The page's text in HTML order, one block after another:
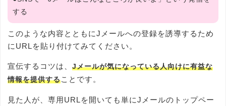
する
このような内容とともにJメールへの登録を誘導するため
にURLを貼り付けてみてください。
宣伝するコツは、 Jメールが気になっている人向けに有益な
情報を提供することです。
見た人が、専用URLを開いても単にJメールのトップペー